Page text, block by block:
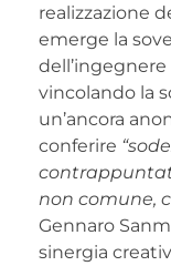
realizzazione
emerge la
vincolando la
un’ancora
conferire
non comune,
Gennaro
sinergia